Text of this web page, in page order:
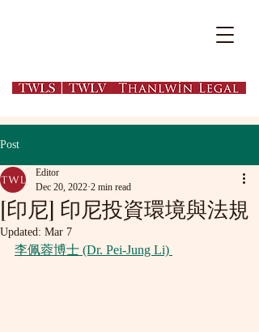
Post
[印尼] 印尼投資環境與法規
Editor
Dec 20, 2022 2 min read
Updated: Mar 7
李佩蓉博士 (Dr. Pei-Jung Li)